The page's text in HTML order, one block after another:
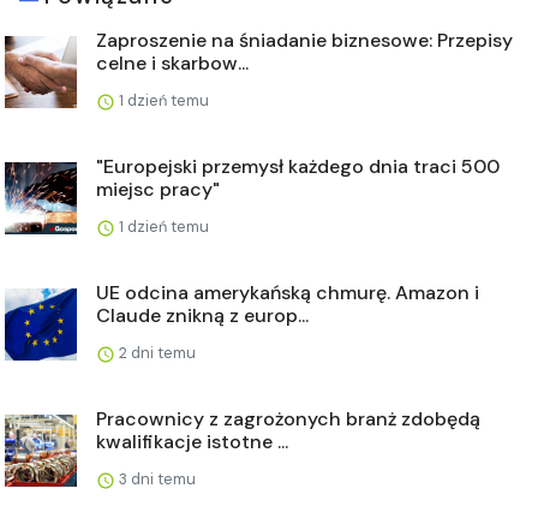
Zaproszenie na śniadanie biznesowe: Przepisy
celne i skarbow...
1 dzień temu
"Europejski przemysł każdego dnia traci 500
miejsc pracy"
1 dzień temu
UE odcina amerykańską chmurę. Amazon i
Claude znikną z europ...
2 dni temu
Pracownicy z zagrożonych branż zdobędą
kwalifikacje istotne ...
3 dni temu